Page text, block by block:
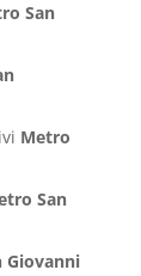
San
Metro
San
Giovanni